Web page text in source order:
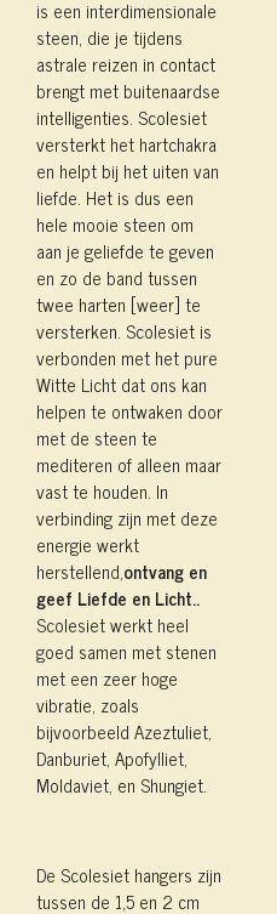
is een interdimensionale
steen, die je tijdens
astrale reizen in contact
brengt met buitenaardse
intelligenties. Scolesiet
versterkt het hartchakra
en helpt bij het uiten van
liefde. Het is dus een
hele mooie steen om
aan je geliefde te geven
en zo de band tussen
twee harten [weer] te
versterken. Scolesiet is
verbonden met het pure
Witte Licht dat ons kan
helpen te ontwaken door
met de steen te
mediteren of alleen maar
vast te houden. In
verbinding zijn met deze
energie werkt
herstellend,ontvang en
geef Liefde en Licht..
Scolesiet werkt heel
goed samen met stenen
met een zeer hoge
vibratie, zoals
bijvoorbeeld Azeztuliet,
Danburiet, Apofylliet,
Moldaviet, en Shungiet.
De Scolesiet hangers zijn
tussen de 1,5 en 2 cm